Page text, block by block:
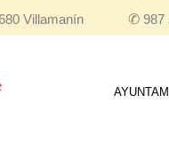
Villamanín ✆987